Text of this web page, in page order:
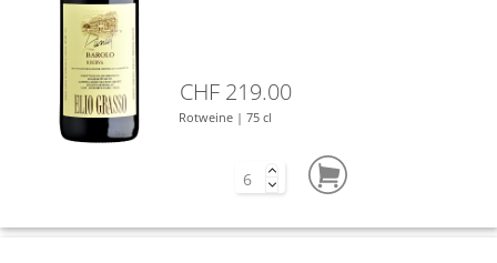
CHF 219.00
Rotweine | 75 cl